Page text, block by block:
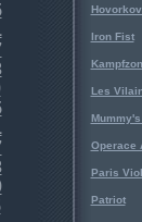
Iron Fist
Les
Operace
Paris
Patriot